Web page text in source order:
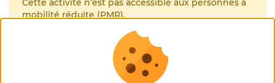
Cette activité n’est pas accessible aux personnes à
mobilité réduite (PMR).
nos règles de séjours